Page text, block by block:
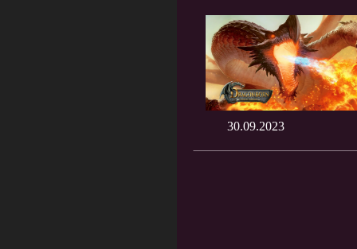
30.09.2023